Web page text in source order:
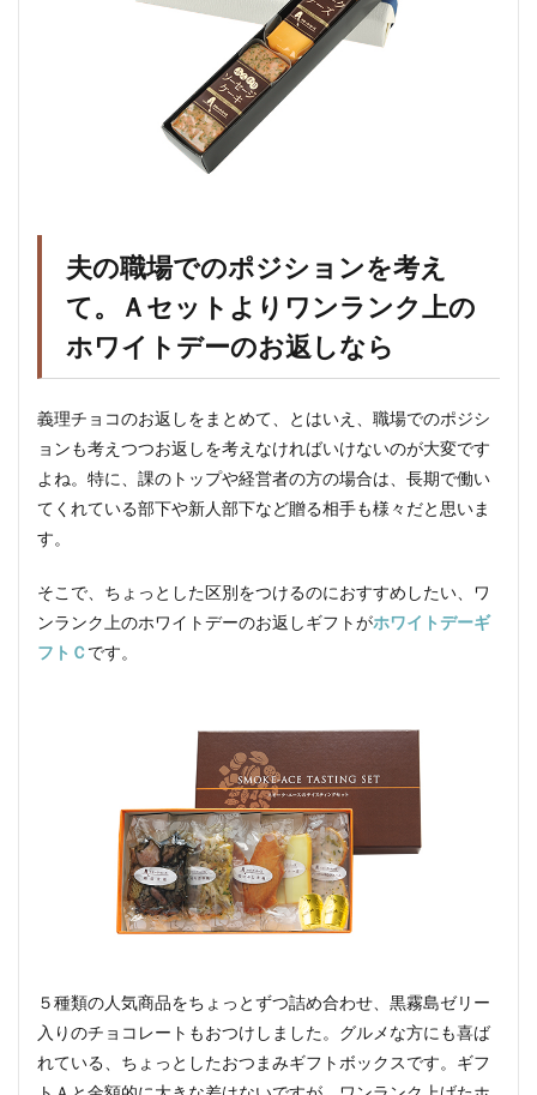
夫の職場でのポジションを考え
て。Ａセットよりワンランク上の
ホワイトデーのお返しなら
義理チョコのお返しをまとめて、とはいえ、職場でのポジシ
ョンも考えつつお返しを考えなければいけないのが大変です
よね。特に、課のトップや経営者の方の場合は、長期で働い
てくれている部下や新人部下など贈る相手も様々だと思いま
す。
そこで、ちょっとした区別をつけるのにおすすめしたい、ワ
ンランク上のホワイトデーのお返しギフトがホワイトデーギ
フトＣ です。
５種類の人気商品をちょっとずつ詰め合わせ、黒霧島ゼリー
入りのチョコレートもおつけしました。グルメな方にも喜ば
れている、ちょっとしたおつまみギフトボックスです。ギフ